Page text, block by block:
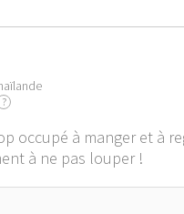
?
occupé à manger et à
à ne pas louper !